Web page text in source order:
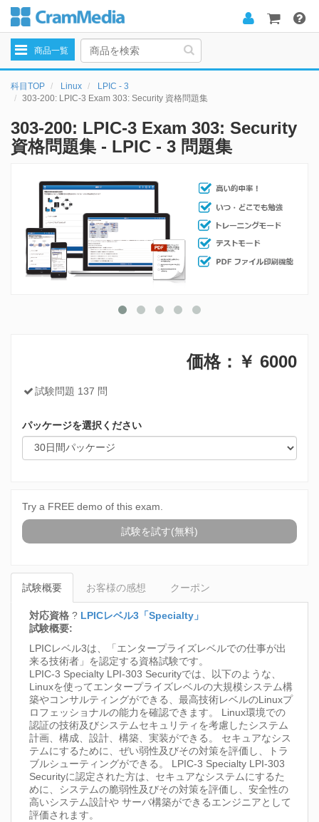
navigation
商品一覧
科目TOP Linux
LPIC - 3
303-200: LPIC-3 Exam 303: Security 資格問題集
303-200: LPIC-3 Exam 303: Security
資格問題集 - LPIC - 3 問題集
価格：￥ 6000
試験問題 137 問
パッケージを選択ください
Try a FREE demo of this exam.
試験を試す(無料)
試験概要 お客様の感想 クーポン
対応資格 ? LPICレベル3「Specialty」
試験概要:
LPICレベル3は、「エンタープライズレベルでの仕事が出
来る技術者」を認定する資格試験です。
LPIC-3 Specialty LPI-303 Securityでは、以下のような、
Linuxを使ってエンタープライズレベルの大規模システム構
築やコンサルティングができる、最高技術レベルのLinuxプ
ロフェッショナルの能力を確認できます。 Linux環境での
認証の技術及びシステムセキュリティを考慮したシステム
計画、構成、設計、構築、実装ができる。 セキュアなシス
テムにするために、ぜい弱性及びその対策を評価し、トラ
ブルシューティングができる。 LPIC-3 Specialty LPI-303
Securityに認定された方は、セキュアなシステムにするた
めに、システムの脆弱性及びその対策を評価し、安全性の
高いシステム設計や サーバ構築ができるエンジニアとして
評価されます。